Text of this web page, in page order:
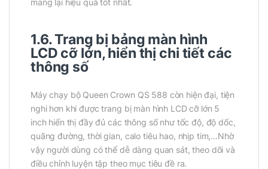
1.6. Trang bị bảng màn hình
LCD cỡ lớn, hiển thị chi tiết các
thông số
Máy chạy bộ Queen Crown QS 588 còn hiện đại, tiện
nghi hơn khi được trang bị màn hình LCD cỡ lớn 5
inch hiển thị đầy đủ các thông số như tốc độ, độ dốc,
quãng đường, thời gian, calo tiêu hao, nhịp tim,…Nhờ
vậy người dùng có thể dễ dàng quan sát, theo dõi và
điều chỉnh luyện tập theo mục tiêu đề ra.